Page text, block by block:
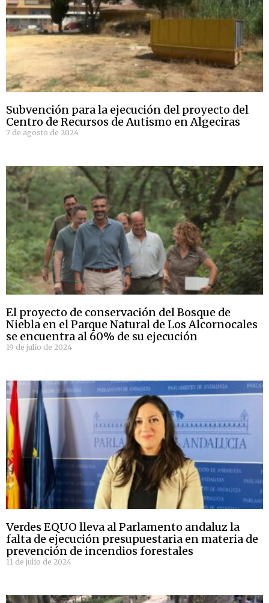
Subvención para la ejecución del proyecto del
Centro de Recursos de Autismo en Algeciras
7 de agosto de 2024
El proyecto de conservación del Bosque de
Niebla en el Parque Natural de Los Alcornocales
se encuentra al 60% de su ejecución
19 de julio de 2024
Verdes EQUO lleva al Parlamento andaluz la
falta de ejecución presupuestaria en materia de
prevención de incendios forestales
11 de julio de 2024